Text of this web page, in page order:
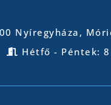
Nyíregyháza,
Hétfő - Péntek: